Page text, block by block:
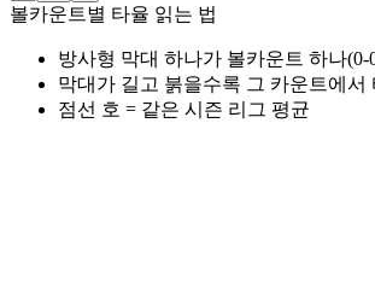
볼카운트별 타율 읽는 법
방사형 막대 하나가 볼카운트 하나(0-
막대가 길고 붉을수록 그 카운트에서
점선 호 = 같은 시즌 리그 평균